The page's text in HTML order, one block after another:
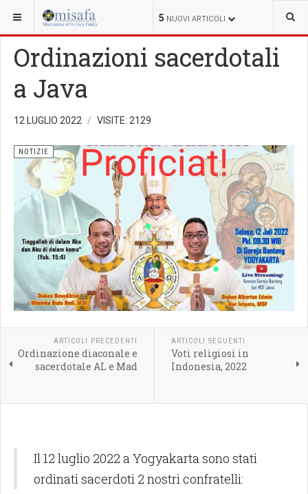
5 NUOVI ARTICOLI
SEI QUI:
Ordinazioni sacerdotali
a Java
12 LUGLIO 2022 VISITE: 2129
NOTIZIE
ARTICOLI PRECEDENTI
Ordinazione diaconale e
sacerdotale AL e Mad
ARTICOLI SEGUENTI
Voti religiosi in
Indonesia, 2022
Il 12 luglio 2022 a Yogyakarta sono stati
ordinati sacerdoti 2 nostri confratelli: